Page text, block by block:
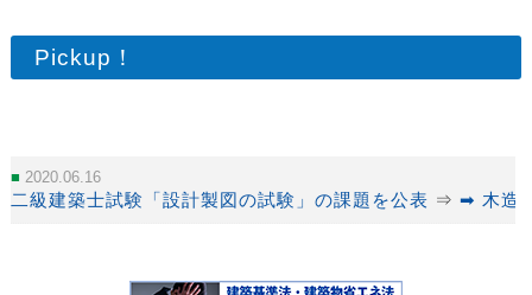
Pickup！
2020.06.16
二級建築士試験「設計製図の試験」の課題を公表 ⇒ ➡ 木造